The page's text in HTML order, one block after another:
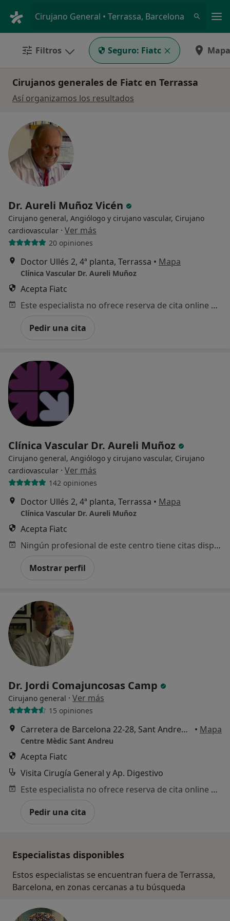
Cirujano General • Terrassa, Barcelona
Filtros Seguro: Fiatc Mapa
Cirujanos generales de Fiatc en Terrassa
Así organizamos los resultados
Dr. Aureli Muñoz Vicén
Cirujano general, Angiólogo y cirujano vascular, Cirujano
cardiovascular · Ver más
20 opiniones
Doctor Ullés 2, 4ª planta, Terrassa • Mapa
Clínica Vascular Dr. Aureli Muñoz
Acepta Fiatc
Este especialista no ofrece reserva de cita online en esta dirección.
Pedir una cita
Clínica Vascular Dr. Aureli Muñoz
Cirujano general, Angiólogo y cirujano vascular, Cirujano
cardiovascular · Ver más
142 opiniones
Doctor Ullés 2, 4ª planta, Terrassa • Mapa
Clínica Vascular Dr. Aureli Muñoz
Acepta Fiatc
Ningún profesional de este centro tiene citas disponibles
Mostrar perfil
Dr. Jordi Comajuncosas Camp
Cirujano general · Ver más
15 opiniones
Carretera de Barcelona 22-28, Sant Andreu de la Barca • Mapa
Centre Mèdic Sant Andreu
Acepta Fiatc
Visita Cirugía General y Ap. Digestivo
Este especialista no ofrece reserva de cita online en esta dirección.
Pedir una cita
Especialistas disponibles
Estos especialistas se encuentran fuera de Terrassa,
Barcelona, en zonas cercanas a tu búsqueda